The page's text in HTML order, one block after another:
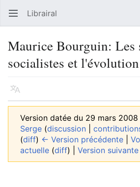
Ouvrir le menu principal Librairal
Maurice Bourguin: Les
socialistes et
Langue
Version datée du 29 mars 2008
Serge (discussion
(diff) ← Version précédente
actuelle (diff) | Version